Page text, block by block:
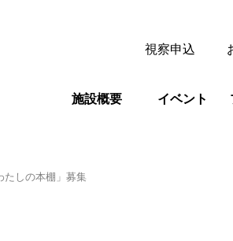
視察申込
施設概要 イベント
たしの本棚」募集